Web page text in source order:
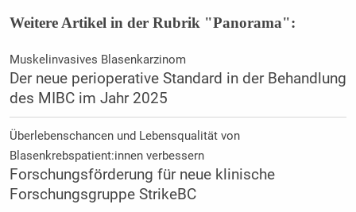
Weitere Artikel in der Rubrik "Panorama":
Muskelinvasives Blasenkarzinom
Der neue perioperative Standard in der Behandlung
des MIBC im Jahr 2025
Überlebenschancen und Lebensqualität von
Blasenkrebspatient:innen verbessern
Forschungsförderung für neue klinische
Forschungsgruppe StrikeBC